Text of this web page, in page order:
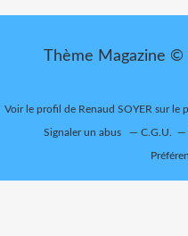
Thème Magazine
Voir le profil de Renaud SOYER sur le
Signaler un abus C.G.U.